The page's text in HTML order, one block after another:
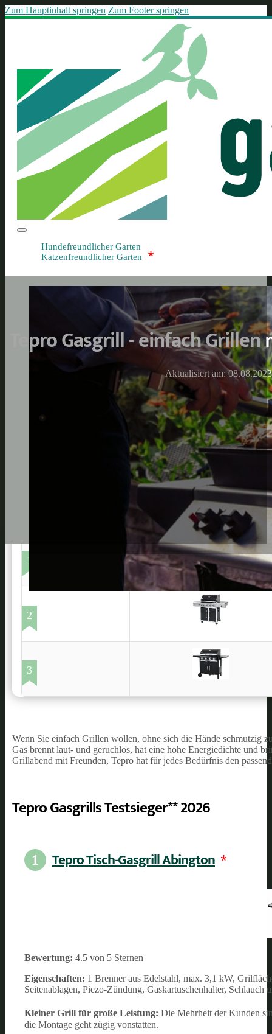
Zum Hauptinhalt springen Zum Footer springen
Hundefreundlicher Garten
Katzenfreundlicher Garten
*
Tepro Gasgrill - einfach
Aktualisiert am: 08.08.2023
1
2
3
Wenn Sie einfach Grillen wollen, ohne sich die Hände schmutzig
Gas brennt laut- und geruchlos, hat eine hohe Energiedichte und
Grillabend mit Freunden, Tepro hat für jedes Bedürfnis den
Tepro Gasgrills Testsieger** 2026
1 Tepro Tisch-Gasgrill Abington *
Bewertung: 4.5 von 5 Sternen
Eigenschaften: 1 Brenner aus Edelstahl, max. 3,1 kW,
Seitenablagen, Piezo-Zündung, Gaskartuschenhalter,
Kleiner Grill für große Leistung: Die Mehrheit der Kunden
die Montage geht zügig vonstatten.